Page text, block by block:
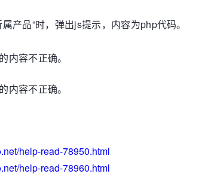
产品”时，弹出js提示，内容为php代码。
内容不正确。
内容不正确。
help-read-78950.html
help-read-78960.html